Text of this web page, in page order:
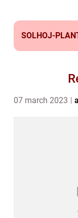
SOLHOJ-
07 march 2023